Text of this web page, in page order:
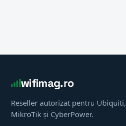
wifimag.ro
Reseller autorizat pentru Ubiquiti,
MikroTik și CyberPower.